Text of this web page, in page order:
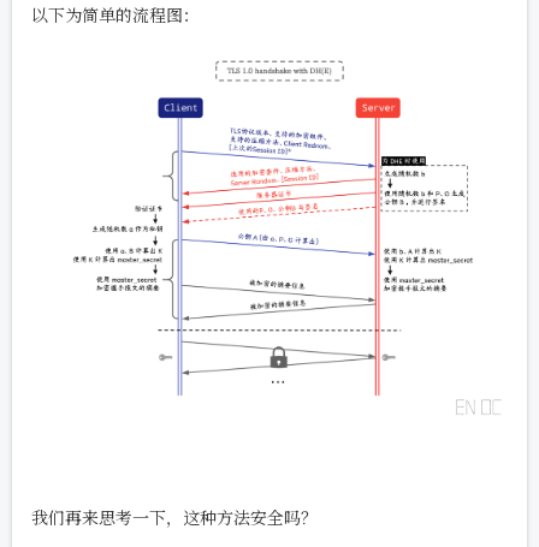
以下为简单的流程图：
我们再来思考一下，这种方法安全吗？